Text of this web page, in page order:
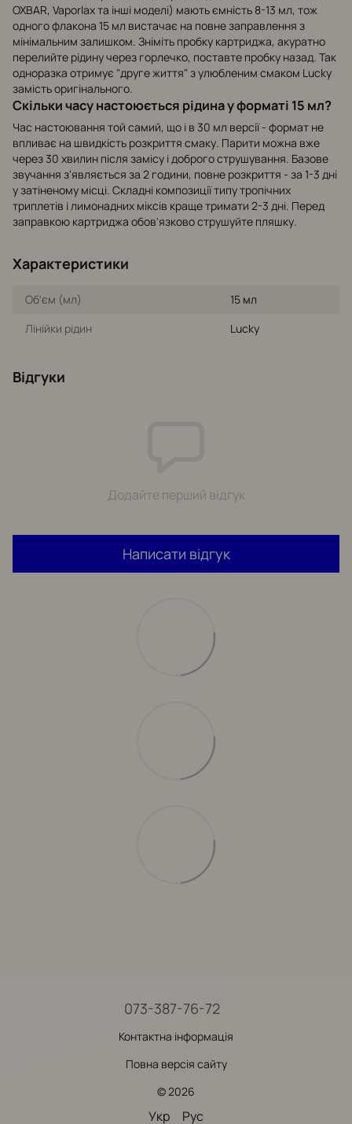
OXBAR, Vaporlax та інші моделі) мають ємність 8-13 мл, тож
одного флакона 15 мл вистачає на повне заправлення з
мінімальним залишком. Зніміть пробку картриджа, акуратно
перелийте рідину через горлечко, поставте пробку назад. Так
одноразка отримує "друге життя" з улюбленим смаком Lucky
замість оригінального.
Скільки часу настоюється рідина у форматі 15 мл?
Час настоювання той самий, що і в 30 мл версії - формат не
впливає на швидкість розкриття смаку. Парити можна вже
через 30 хвилин після замісу і доброго струшування. Базове
звучання з'являється за 2 години, повне розкриття - за 1-3 дні
у затіненому місці. Складні композиції типу тропічних
триплетів і лимонадних міксів краще тримати 2-3 дні. Перед
заправкою картриджа обов'язково струшуйте пляшку.
Характеристики
Об'єм (мл)
15 мл
Лінійки рідин
Lucky
Відгуки
Додайте перший відгук
Написати відгук
073-387-76-72
Контактна інформація
Повна версія сайту
© 2026
Укр Рус